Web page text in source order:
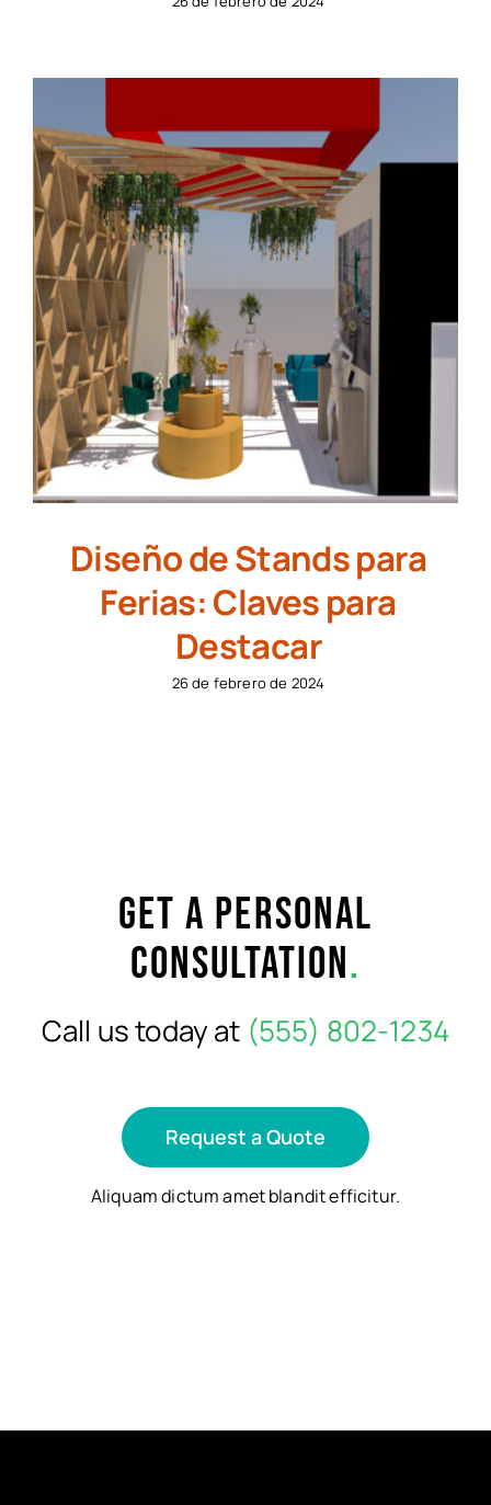
Diseño de Stands para
Ferias: Claves para
Destacar
26 de febrero de 2024
Get a personal
consultation.
Call us today at (555) 802-1234
Request a Quote
Aliquam dictum amet blandit efficitur.